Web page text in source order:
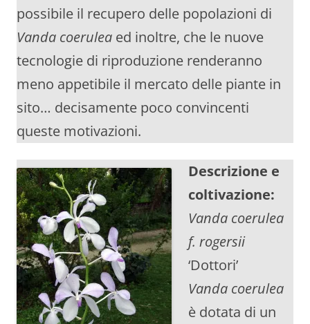
possibile il recupero delle popolazioni di
Vanda coerulea ed inoltre, che le nuove
tecnologie di riproduzione renderanno
meno appetibile il mercato delle piante in
sito… decisamente poco convincenti
queste motivazioni.
Descrizione e
coltivazione:
Vanda coerulea
f. rogersii
‘Dottori’
Vanda coerulea
è dotata di un